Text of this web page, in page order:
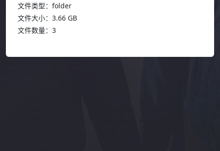
文件类型：folder
文件大小：3.66 GB
文件数量：3